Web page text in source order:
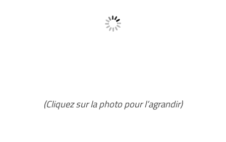
(Cliquez sur la photo pour l’agrandir)